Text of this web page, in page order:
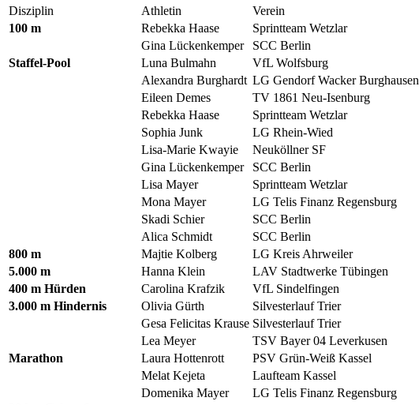
Disziplin Athletin
Verein
100 m
Rebekka Haase
Sprintteam Wetzlar
Gina Lückenkemper
SCC Berlin
Staffel-Pool
Luna Bulmahn
VfL Wolfsburg
Alexandra Burghardt LG Gendorf Wacker Burghausen
Eileen Demes
TV 1861 Neu-Isenburg
Rebekka Haase
Sprintteam Wetzlar
Sophia Junk
LG Rhein-Wied
Lisa-Marie Kwayie
Neuköllner SF
Gina Lückenkemper
SCC Berlin
Lisa Mayer
Sprintteam Wetzlar
Mona Mayer
LG Telis Finanz Regensburg
Skadi Schier
SCC Berlin
Alica Schmidt
SCC Berlin
800 m
Majtie Kolberg
LG Kreis Ahrweiler
5.000 m
Hanna Klein
LAV Stadtwerke Tübingen
400 m Hürden
Carolina Krafzik
VfL Sindelfingen
3.000 m Hindernis
Olivia Gürth
Silvesterlauf Trier
Gesa Felicitas Krause Silvesterlauf Trier
Lea Meyer
TSV Bayer 04 Leverkusen
Marathon
Laura Hottenrott
PSV Grün-Weiß Kassel
Melat Kejeta
Laufteam Kassel
Domenika Mayer
LG Telis Finanz Regensburg